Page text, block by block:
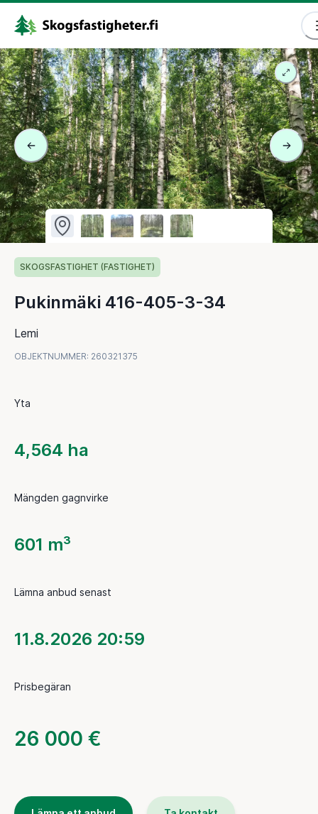
SKOGSFASTIGHET (FASTIGHET)
Pukinmäki 416-405-3-34
Lemi
OBJEKTNUMMER: 260321375
Yta
4,564 ha
Mängden gagnvirke
601 m³
Lämna anbud senast
11.8.2026 20:59
Prisbegäran
26 000 €